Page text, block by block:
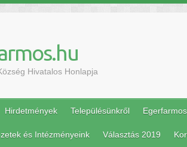
Hivatalos Honlapja
Hirdetmények Településünkről
és Intézményeink Választás 2019